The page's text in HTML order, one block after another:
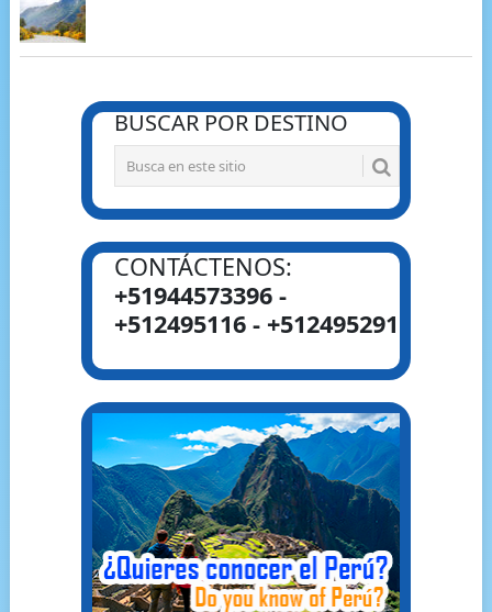
BUSCAR POR DESTINO
CONTÁCTENOS:
+51944573396 -
+512495116 - +512495291